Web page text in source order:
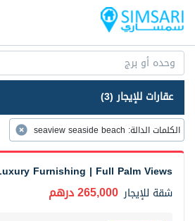
عقارات للإيجار (3)
الكلمات الدالة:
seaview seaside beach
Furnishing | Full Palm Views
شقة للإيجار 265,000 درهم